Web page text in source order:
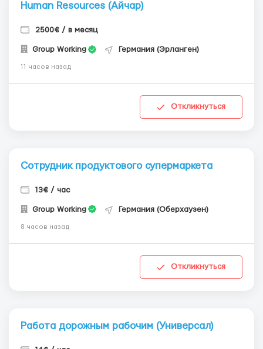
Human Resources (Айчар)
2500€ / в месяц
Group Working Германия (Эрланген)
11 часов назад
Откликнуться
Сотрудник продуктового супермаркета
13€ / час
Group Working Германия (Оберхаузен)
8 часов назад
Откликнуться
Работа дорожным рабочим (Универсал)